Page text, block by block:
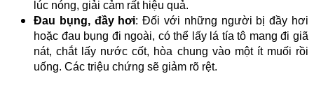
lúc nóng, giải cảm rất hiệu quả.
Đau bụng, đầy hơi: Đối với những người bị đầy hơi
hoặc đau bụng đi ngoài, có thể lấy lá tía tô mang đi giã
nát, chắt lấy nước cốt, hòa chung vào một ít muối rồi
uống. Các triệu chứng sẽ giảm rõ rệt.